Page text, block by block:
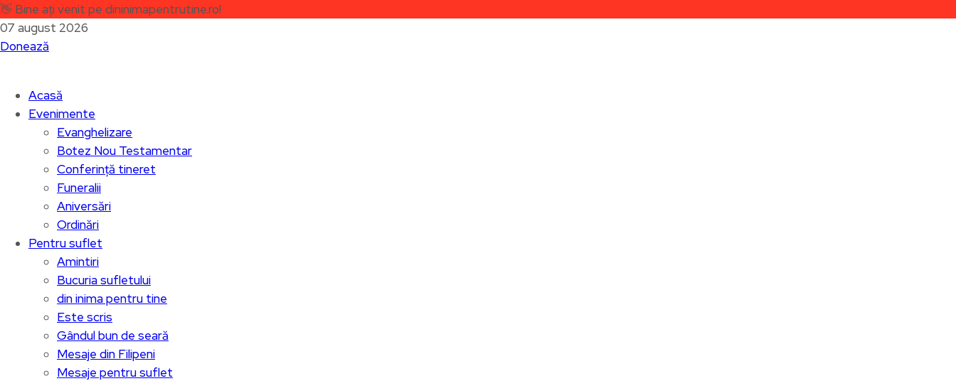
👋 Bine ați venit pe dininimapentrutine.ro!
07 august 2026
Donează
Acasă
Evenimente
Evanghelizare
Botez Nou Testamentar
Conferință tineret
Funeralii
Aniversări
Ordinări
Pentru suflet
Amintiri
Bucuria sufletului
din inima pentru tine
Este scris
Gândul bun de seară
Mesaje din Filipeni
Mesaje pentru suflet